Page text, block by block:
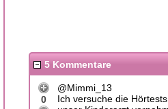
5 Kommentare
0
@Mimmi_13
Ich versuche die